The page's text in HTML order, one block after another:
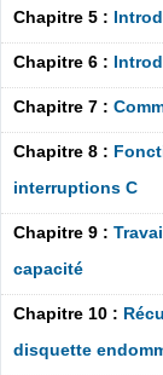
Chapitre 5 :
Chapitre 6 :
Chapitre 7 :
Chapitre 8 :
interruptions C
Chapitre 9 :
capacité
Chapitre 10 :
disquette